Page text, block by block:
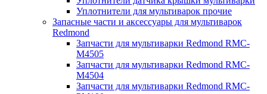
Уплотнители для мультиварок прочие
Запасные части и аксессуары для мультиварок
Redmond
Запчасти для мультиварки Redmond RMC-
M4505
Запчасти для мультиварки Redmond RMC-
M4504
Запчасти для мультиварки Redmond RMC-